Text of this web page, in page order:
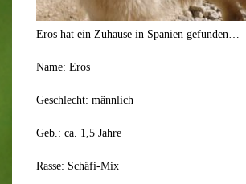
Eros hat ein Zuhause in Spanien gefunden…
Name: Eros
Geschlecht: männlich
Geb.: ca. 1,5 Jahre
Rasse: Schäfi-Mix